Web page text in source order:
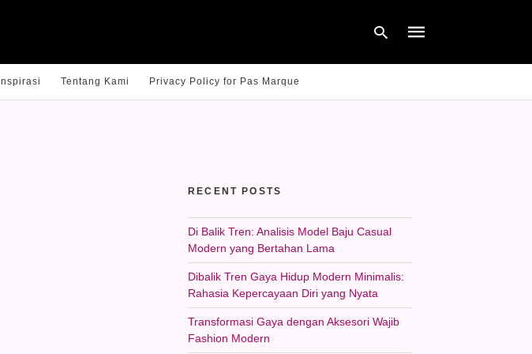
Inspirasi Tentang Kami Privacy Policy for Pas Marque
RECENT POSTS
Di Balik Tren: Analisis Model Baju Casual
Modern yang Bertahan Lama
Dibalik Tren Gaya Hidup Modern Minimalis:
Rahasia Kepercayaan Diri yang Nyata
Transformasi Gaya dengan Aksesori Wajib
Fashion Modern